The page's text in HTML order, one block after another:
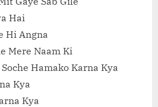
Hai
Hi Angna
Mere Naam Ki
Hamako Karna Kya
Kya
Kya